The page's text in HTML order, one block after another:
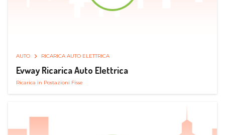
AUTO RICARICA AUTO ELETTRICA
Evway Ricarica Auto Elettrica
Ricarica in Postazioni Fisse